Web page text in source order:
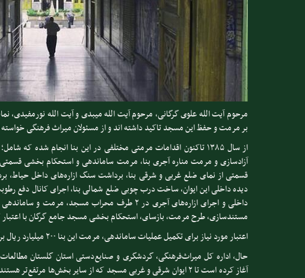
مرحوم آیت الله علوی گرگانی، مرحوم آیت الله میبدی و آیت الله نورمفیدی،
بر مرمت و حفظ این مسجد تاکید داشته اند و از مسئولان میراث فرهنگی خواسته
از سال ۱۳۸۵ تاکنون اقدامات مرمتی مختلفی در این بنا انجام شده
آزادسازی و مرمت مناره آجری بنا، مرمت ساماندهی و استحکام بخشی
قسمتی از نمای ضلع غربی و شرقی بنا، برداشت سنگ ازاره‌های داخل حیاط،
دیده داخلی این ایوان، ساخت درب چوبی ضلع شمالی بنا، اجرای کانال دفع
داخلی و اجرای ازاره‌های آجری در ۲ طرف محراب
مستندسازی، طرح مرمت، بازسای، استحکام بخشی مسجد جامع گرگان با اعتبار ۲۷ میلیارد ریال است.
اعتبار مورد نیاز برای تکمیل عملیات ساماندهی، مرمت این بنا ۲۰۰ میلیارد ریال برآورد شده است.
حال، اداره کل میراث‌فرهنگی، گردشگری و صنایع‌دستی استان گلستان
آغاز کرده است تا ۲ ایوان شرقی و غربی مسجد که از سایر بخش‌ها